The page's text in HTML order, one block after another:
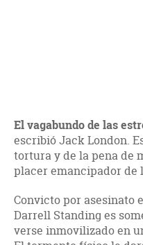
El vagabundo de las
escribió Jack London.
tortura y de la pena de
placer emancipador de
Convicto por asesinato
Darrell Standing es
verse inmovilizado en